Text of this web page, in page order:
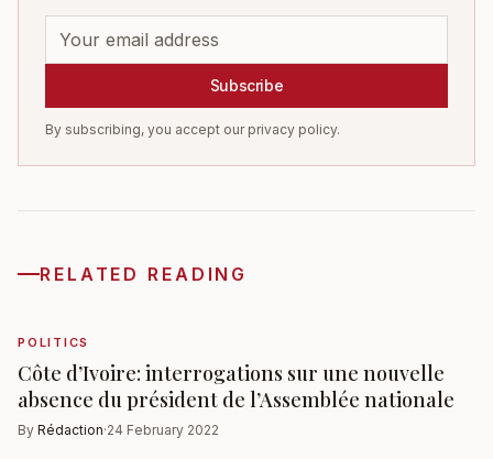
Subscribe
By subscribing, you accept our privacy policy.
RELATED READING
POLITICS
Côte d’Ivoire: interrogations sur une nouvelle
absence du président de l’Assemblée nationale
By Rédaction·24 February 2022